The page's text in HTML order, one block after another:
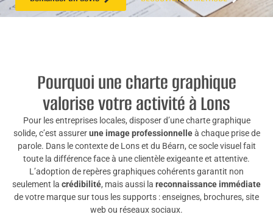
Pourquoi une charte graphique
valorise votre activité à Lons
Pour les entreprises locales, disposer d’une charte graphique
solide, c’est assurerune image professionnelleà chaque prise de
parole. Dans le contexte de Lons et du Béarn, ce socle visuel fait
toute la différence face à une clientèle exigeante et attentive.
L’adoption de repères graphiques cohérents garantit non
seulement la crédibilité, mais aussi la reconnaissance immédiate
de votre marque sur tous les supports : enseignes, brochures, site
web ou réseaux sociaux.